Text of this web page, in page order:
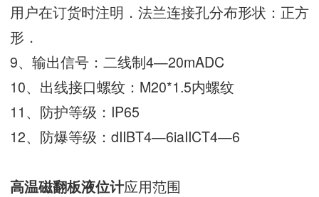
用户在订货时注明．法兰连接孔分布形状：正方
形．
9、输出信号：二线制4—20mADC
10、出线接口螺纹：M20*1.5内螺纹
11、防护等级：IP65
12、防爆等级：dIIBT4—6iaIICT4—6
高温磁翻板液位计应用范围